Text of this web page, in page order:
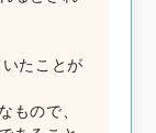
たことが
もので、